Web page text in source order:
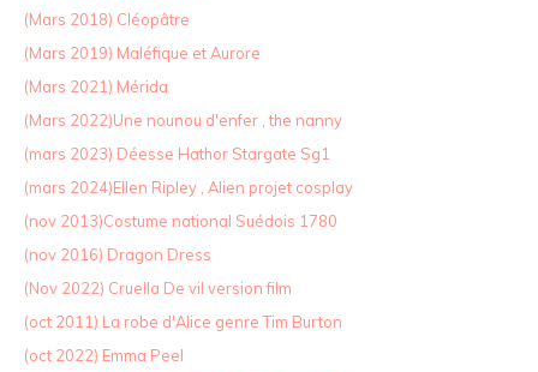
(Mars 2018) Cléopâtre
(Mars 2019) Maléfique et Aurore
(Mars 2021) Mérida
(Mars 2022)Une nounou d'enfer , the nanny
(mars 2023) Déesse Hathor Stargate Sg1
(mars 2024)Ellen Ripley , Alien projet cosplay
(nov 2013)Costume national Suédois 1780
(nov 2016) Dragon Dress
(Nov 2022) Cruella De vil version film
(oct 2011) La robe d'Alice genre Tim Burton
(oct 2022) Emma Peel